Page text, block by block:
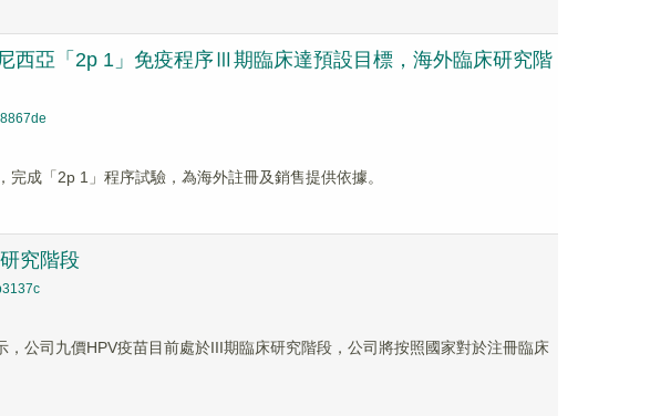
西亞「2p 1」免疫程序Ⅲ期臨床達預設目標，海外臨床研究階
成「2p 1」程序試驗，為海外註冊及銷售提供依據。
究階段
公司九價HPV疫苗目前處於III期臨床研究階段，公司將按照國家對於注冊臨床